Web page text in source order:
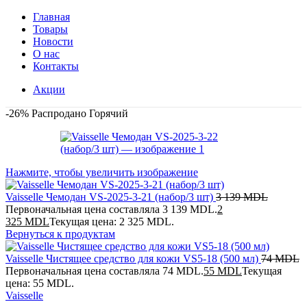
Главная
Товары
Новости
О нас
Контакты
Акции
-26% Распродано Горячий
Нажмите, чтобы увеличить изображение
Vaisselle Чемодан VS-2025-3-21 (набор/3 шт) 3 139MDL
Первоначальная цена составляла 3 139 MDL.2
325 MDLТекущая цена: 2 325 MDL.
Вернуться к продуктам
Vaisselle Чистящее средство для кожи VS5-18 (500 мл) 74MDL
Первоначальная цена составляла 74 MDL.55 MDLТекущая
цена: 55 MDL.
Vaisselle